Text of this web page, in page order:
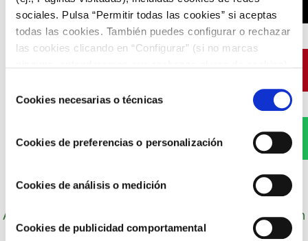
sociales. Pulsa “Permitir todas las cookies” si aceptas
todas las cookies. También puedes configurar o rechazar
las cookies clicando en “Configurar” (si no marcas
COOKIES.
deCookies necesarias o técnicas
Cookies de preferencias o personalización
Cookies de análisis o medición
Cookies de publicidad comportamental
WhatsApp
Autor: Cocineros de Choví, expertos en recetas con
salsas para el disfrute.